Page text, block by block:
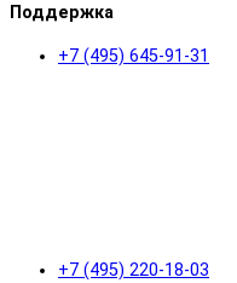
Поддержка
+7 (495) 645-91-31
+7 (495) 220-18-03